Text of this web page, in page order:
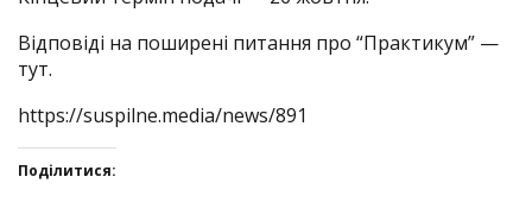
Відповіді на поширені питання про “Практикум” —
тут.
https://suspilne.media/news/891
Поділитися: